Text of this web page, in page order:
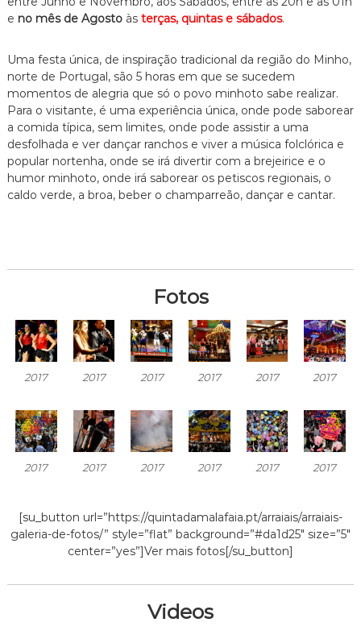
e no mês de Agostoàs terças, quintas e sábados.
Uma festa única, de inspiração tradicional da região do Minho,
norte de Portugal, são 5 horas em que se sucedem
momentos de alegria que só o povo minhoto sabe realizar.
Para o visitante, é uma experiência única, onde pode saborear
a comida típica, sem limites, onde pode assistir a uma
desfolhada e ver dançar ranchos e viver a música folclórica e
popular nortenha, onde se irá divertir com a brejeirice e o
humor minhoto, onde irá saborear os petiscos regionais, o
caldo verde, a broa, beber o champarreão, dançar e cantar.
Fotos
2017 2017 2017 2017 2017 2017
2017 2017 2017 2017 2017 2017
[su_button url=”https://quintadamalafaia.pt/arraiais/arraiais-
galeria-de-fotos/” style=”flat” background=”#da1d25″ size=”5″
center=”yes”]Ver mais fotos[/su_button]
Videos